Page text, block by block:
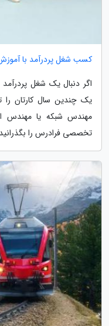
کسب شغل پردرآمد با
اگر دنبال یک شغل
یک چندین سال کارتان را
مهندس شبکه یا مهندس
تخصصی فرادرس را